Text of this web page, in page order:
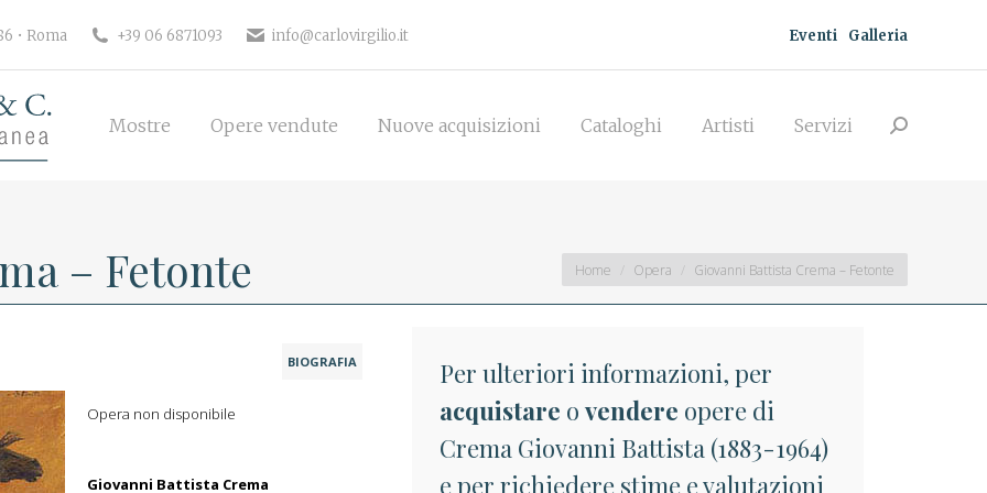
• Roma +39 06 6871093 info@carlovirgilio.it Eventi Galleria
Mostre Opere vendute Nuove acquisizioni Cataloghi Artisti Servizi Search:
– Fetonte You are here:
Home Opera Giovanni Battista Crema – Fetonte
BIOGRAFIA
Opera non disponibile
Giovanni Battista Crema
Per ulteriori informazioni, per
acquistare o vendere opere di
Crema Giovanni Battista (1883-1964)
e per richiedere stime e valutazioni